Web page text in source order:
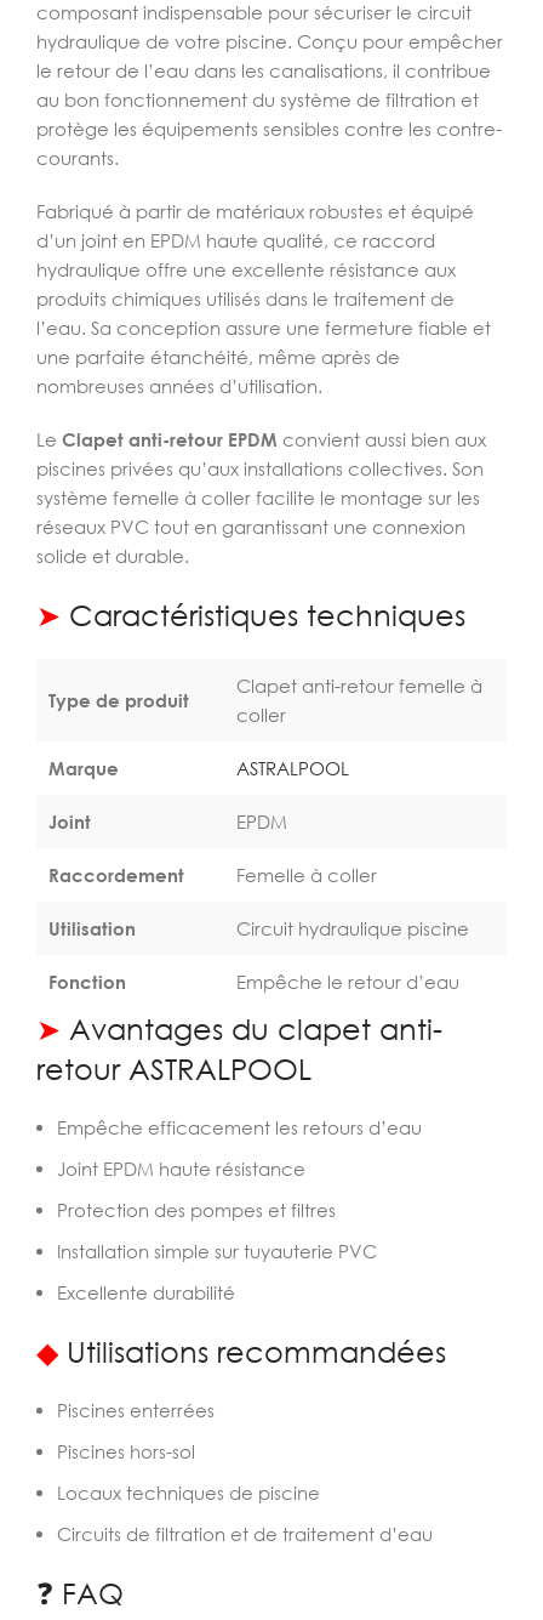
composant indispensable pour sécuriser le circuit
hydraulique de votre piscine. Conçu pour empêcher
le retour de l’eau dans les canalisations, il contribue
au bon fonctionnement du système de filtration et
protège les équipements sensibles contre les contre-
courants.
Fabriqué à partir de matériaux robustes et équipé
d’un joint en EPDM haute qualité, ce raccord
hydraulique offre une excellente résistance aux
produits chimiques utilisés dans le traitement de
l’eau. Sa conception assure une fermeture fiable et
une parfaite étanchéité, même après de
nombreuses années d’utilisation.
Le Clapet anti-retour EPDM convient aussi bien aux
piscines privées qu’aux installations collectives. Son
système femelle à coller facilite le montage sur les
réseaux PVC tout en garantissant une connexion
solide et durable.
➤ Caractéristiques techniques
Type de produit
Clapet anti-retour femelle à
coller
Marque ASTRALPOOL
Joint EPDM
Raccordement Femelle à coller
Utilisation Circuit hydraulique piscine
Fonction Empêche le retour d’eau
➤ Avantages du clapet anti-
retour ASTRALPOOL
Empêche efficacement les retours d’eau
Joint EPDM haute résistance
Protection des pompes et filtres
Installation simple sur tuyauterie PVC
Excellente durabilité
◆Utilisations recommandées
Piscines enterrées
Piscines hors-sol
Locaux techniques de piscine
Circuits de filtration et de traitement d’eau
❓ FAQ